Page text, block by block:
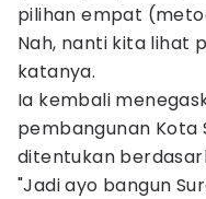
pilihan empat
Nah, nanti kita lihat
katanya.
Ia kembali
pembangunan Kota
ditentukan
"Jadi ayo bangun